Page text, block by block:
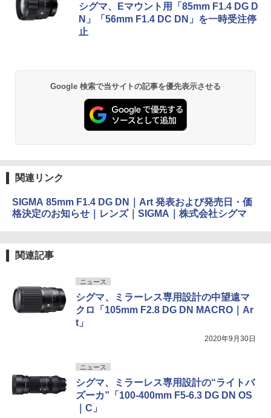
シグマ、Eマウント用「85mm F1.4 DG D
N」「56mm F1.4 DC DN」を一時受注停
止
Google 検索で当サイトの記事を優先表示させる
関連リンク
SIGMA 85mm F1.4 DG DN｜Art 発表および発売日・価
格決定のお知らせ｜レンズ｜SIGMA｜株式会社シグマ
関連記事
ニュース
シグマ、ミラーレス専用設計の中望遠マ
クロ「105mm F2.8 DG DN MACRO｜Ar
t」
2020年9月30日
ニュース
シグマ、ミラーレス専用設計の“ライトバ
ズーカ”「100-400mm F5-6.3 DG DN OS
｜C」